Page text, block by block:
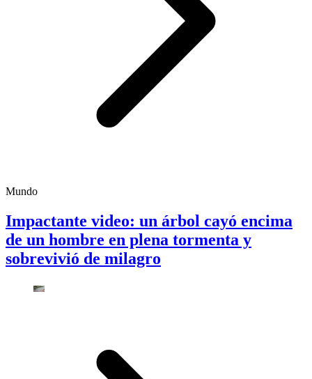
Mundo
Impactante video: un árbol cayó encima
de un hombre en plena tormenta y
sobrevivió de milagro